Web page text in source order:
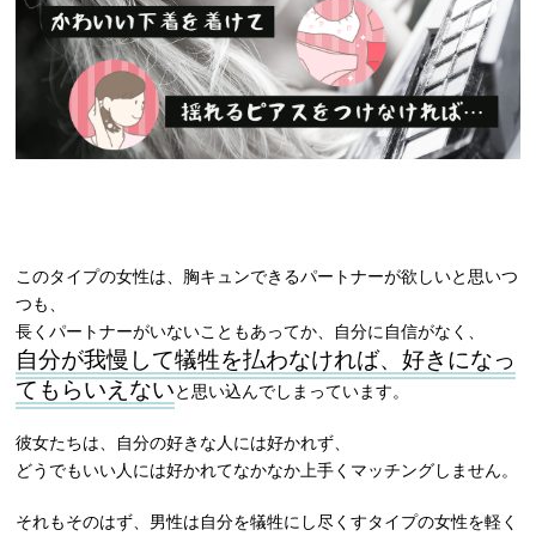
このタイプの女性は、胸キュンできるパートナーが欲しいと思いつ
つも、
長くパートナーがいないこともあってか、自分に自信がなく、
自分が我慢して犠牲を払わなければ、好きになっ
てもらいえないと思い込んでしまっています。
彼女たちは、自分の好きな人には好かれず、
どうでもいい人には好かれてなかなか上手くマッチングしません。
それもそのはず、男性は自分を犠牲にし尽くすタイプの女性を軽く